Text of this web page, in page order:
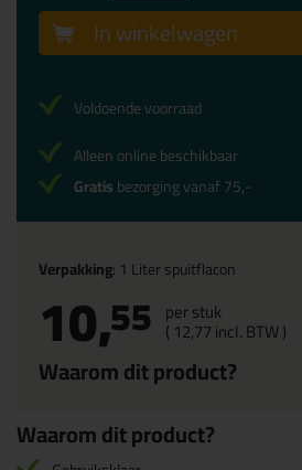
Verpakking: 1 Liter spuitflacon
10,55 per stuk
( 12,77incl. BTW )
Waarom dit product?
In winkelwagen
Voldoende voorraad
Alleen online beschikbaar
Gratisbezorging vanaf 75,-
Waarom dit product?